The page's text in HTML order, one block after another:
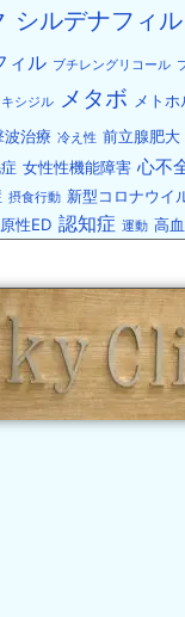
シルデナフィル
ィル ブチレングリコール
キシジル メタボ メト
波治療 冷え性 前立腺肥大
女性性機能障害 心不
摂食行動 新型コロナウイ
性ED 認知症 運動 高